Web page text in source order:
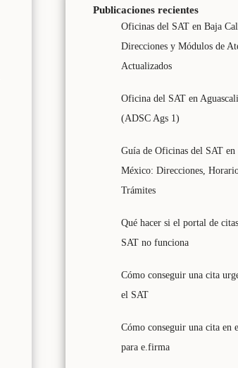
Publicaciones recientes
Oficinas del SAT en Baja
Direcciones y Módulos de
Actualizados
Oficina del SAT en
(ADSC Ags 1)
Guía de Oficinas del SAT en
México: Direcciones,
Trámites
Qué hacer si el portal de
SAT no funciona
Cómo conseguir una cita
el SAT
Cómo conseguir una cita en
para e.firma